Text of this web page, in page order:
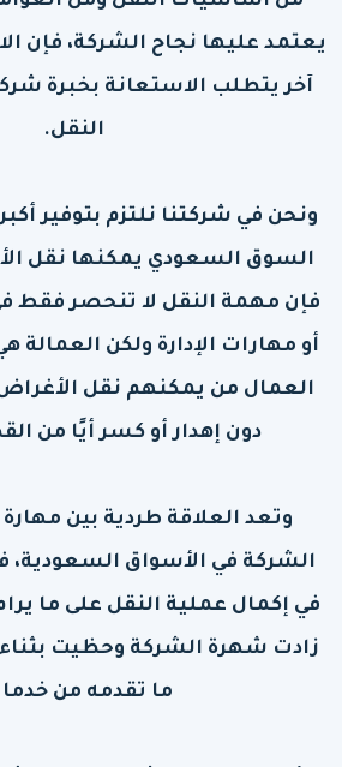
يعتمد عليها نجاح الشركة، فإن
آخر يتطلب الاستعانة بخبرة
النقل.
ونحن في شركتنا نلتزم بتوفير
السوق السعودي يمكنها نقل
فإن مهمة النقل لا تنحصر فقط
أو مهارات الإدارة ولكن
العمال من يمكنهم نقل الأغراض
دون إهدار أو كسر أيًا من
وتعد العلاقة طردية بين
الشركة في الأسواق السعودية،
في إكمال عملية النقل على ما
زادت شهرة الشركة وحظيت بثناء
ما تقدمه من